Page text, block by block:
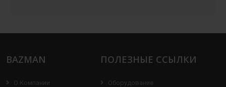
BAZMAN
О Компании
ПОЛЕЗНЫЕ ССЫЛКИ
Оборудование